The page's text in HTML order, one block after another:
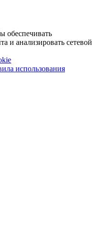
обеспечивать
и анализировать сетевой
использования